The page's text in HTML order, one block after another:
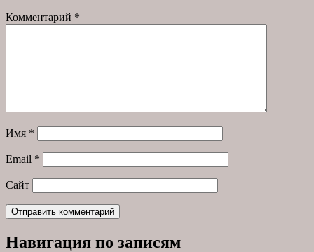
Комментарий *
Имя *
Email *
Сайт
Навигация по записям